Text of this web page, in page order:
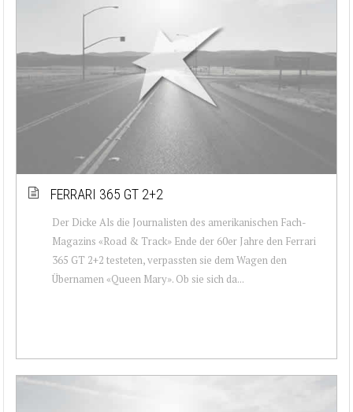
FERRARI 365 GT 2+2
Der Dicke Als die Journalisten des amerikanischen Fach-
Magazins «Road & Track» Ende der 60er Jahre den Ferrari
365 GT 2+2 testeten, verpassten sie dem Wagen den
Übernamen «Queen Mary». Ob sie sich da...